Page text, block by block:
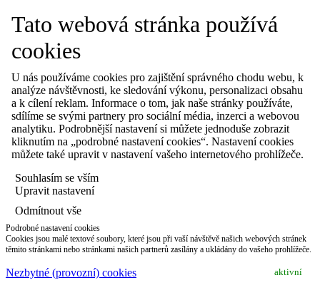
Tato webová stránka používá
cookies
U nás používáme cookies pro zajištění správného chodu webu, k
analýze návštěvnosti, ke sledování výkonu, personalizaci obsahu
a k cílení reklam. Informace o tom, jak naše stránky používáte,
sdílíme se svými partnery pro sociální média, inzerci a webovou
analytiku. Podrobnější nastavení si můžete jednoduše zobrazit
kliknutím na „podrobné nastavení cookies“. Nastavení cookies
můžete také upravit v nastavení vašeho internetového prohlížeče.
Souhlasím se vším
Upravit nastavení
Odmítnout vše
Podrobné nastavení cookies
Cookies jsou malé textové soubory, které jsou při vaší návštěvě našich webových stránek
těmito stránkami nebo stránkami našich partnerů zasílány a ukládány do vašeho prohlížeče.
Nezbytné (provozní) cookies aktivní